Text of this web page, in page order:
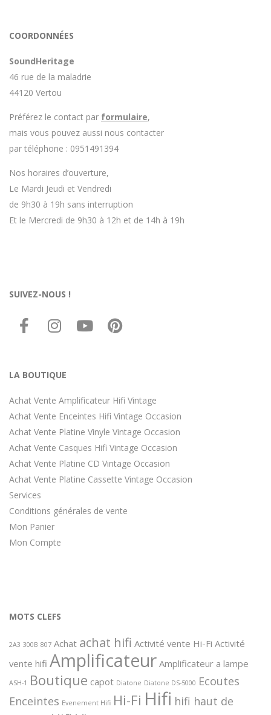
COORDONNÉES
SoundHeritage
46 rue de la maladrie
44120 Vertou
Préférez le contact par formulaire,
mais vous pouvez aussi nous contacter
par téléphone : 0951491394
Nos horaires d’ouverture,
Le Mardi Jeudi et Vendredi
de 9h30 à 19h sans interruption
Et le Mercredi de 9h30 à 12h et de 14h à 19h
SUIVEZ-NOUS !
LA BOUTIQUE
Achat Vente Amplificateur Hifi Vintage
Achat Vente Enceintes Hifi Vintage Occasion
Achat Vente Platine Vinyle Vintage Occasion
Achat Vente Casques Hifi Vintage Occasion
Achat Vente Platine CD Vintage Occasion
Achat Vente Platine Cassette Vintage Occasion
Services
Conditions générales de vente
Mon Panier
Mon Compte
MOTS CLEFS
2A3 300B 807 Achat achat hifi Activité vente Hi-Fi Activité
vente hifi Amplificateur Amplificateur a lampe
ASH-1 Boutique capot Diatone Diatone DS-5000 Ecoutes
Enceintes Evenement Hifi Hi-Fi Hifi hifi haut de